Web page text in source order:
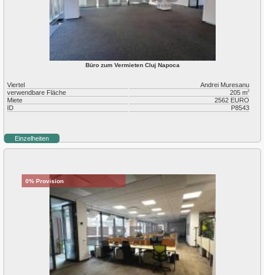
Büro zum Vermieten Cluj Napoca
Viertel
Andrei Muresanu
verwendbare Fläche
205 m2
Miete
2562 EURO
ID
P8543
Einzelheiten
0% Provision